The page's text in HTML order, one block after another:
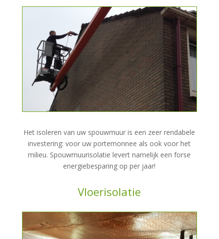
Het isoleren van uw spouwmuur is een zeer rendabele
investering: voor uw portemonnee als ook voor het
milieu. Spouwmuurisolatie levert namelijk een forse
energiebesparing op per jaar!
Vloerisolatie